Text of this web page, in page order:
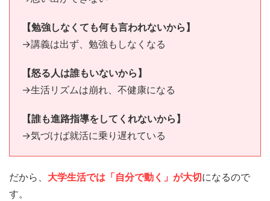
【勉強しなくても何も言われないから】
→講義は出ず、勉強もしなくなる
【怒る人は誰もいないから】
→生活リズムは崩れ、不健康になる
【誰も進路指導をしてくれないから】
→気づけば就活に乗り遅れている
だから、 大学生活では「自分で動く」が大切になるので
す。